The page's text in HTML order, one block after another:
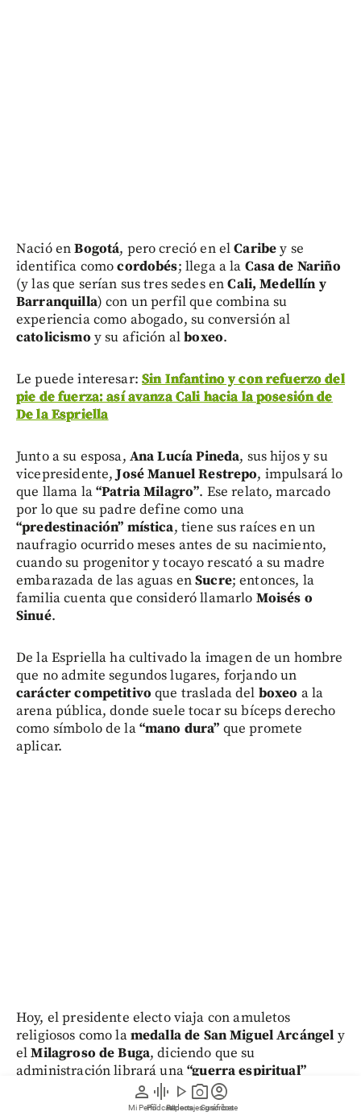
person
Mi Perfil
graphic_eq
Pódcast
play_arrow
Videos
photo_camera
Reportajes gráficos
account_circle
Suscríbete
Nació enBogotá, pero creció en elCaribey se
identifica comocordobés; llega a la Casa de Nariño
(y las que serían sus tres sedes enCali, Medellín y
Barranquilla) con un perfil que combina su
experiencia como abogado, su conversión al
catolicismo y su afición alboxeo.
Le puede interesar: Sin Infantino y con refuerzo del
pie de fuerza: así avanza Cali hacia la posesión de
De la Espriella
Junto a su esposa, Ana Lucía Pineda, sus hijos y su
vicepresidente,José Manuel Restrepo, impulsará lo
que llama la“Patria Milagro”. Ese relato, marcado
por lo que su padre define como una
“predestinación” mística, tiene sus raíces en un
naufragio ocurrido meses antes de su nacimiento,
cuando su progenitor y tocayo rescató a su madre
embarazada de las aguas enSucre; entonces, la
familia cuenta que consideró llamarlo Moisés o
Sinué.
De la Espriella ha cultivado la imagen de un hombre
que no admite segundos lugares, forjando un
carácter competitivo que traslada del boxeo a la
arena pública, donde suele tocar su bíceps derecho
como símbolo de la“mano dura” que promete
aplicar.
Hoy, el presidente electo viaja con amuletos
religiosos como lamedalla de San Miguel Arcángel y
elMilagroso de Buga, diciendo que su
administración librará una“guerra espiritual”
contra las mafias y la izquierda radical.